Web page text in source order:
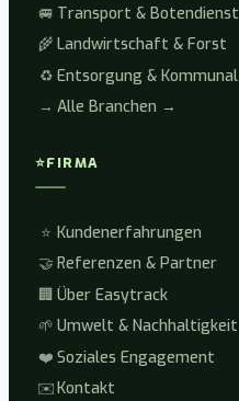
🚐 Transport & Botendienst
🌾 Landwirtschaft & Forst
♻️ Entsorgung & Kommunal
→ Alle Branchen →
⭐FIRMA
⭐ Kundenerfahrungen
🤝 Referenzen & Partner
🏢 Über Easytrack
🌱 Umwelt & Nachhaltigkeit
❤️ Soziales Engagement
✉️Kontakt